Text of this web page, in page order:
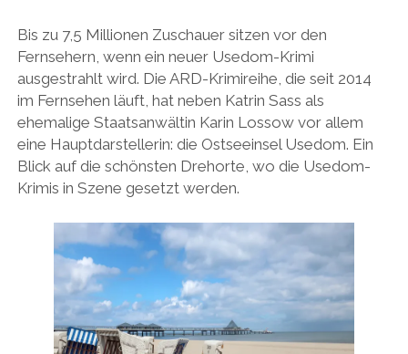
Bis zu 7,5 Millionen Zuschauer sitzen vor den
Fernsehern, wenn ein neuer Usedom-Krimi
ausgestrahlt wird. Die ARD-Krimireihe, die seit 2014
im Fernsehen läuft, hat neben Katrin Sass als
ehemalige Staatsanwältin Karin Lossow vor allem
eine Hauptdarstellerin: die Ostseeinsel Usedom. Ein
Blick auf die schönsten Drehorte, wo die Usedom-
Krimis in Szene gesetzt werden.